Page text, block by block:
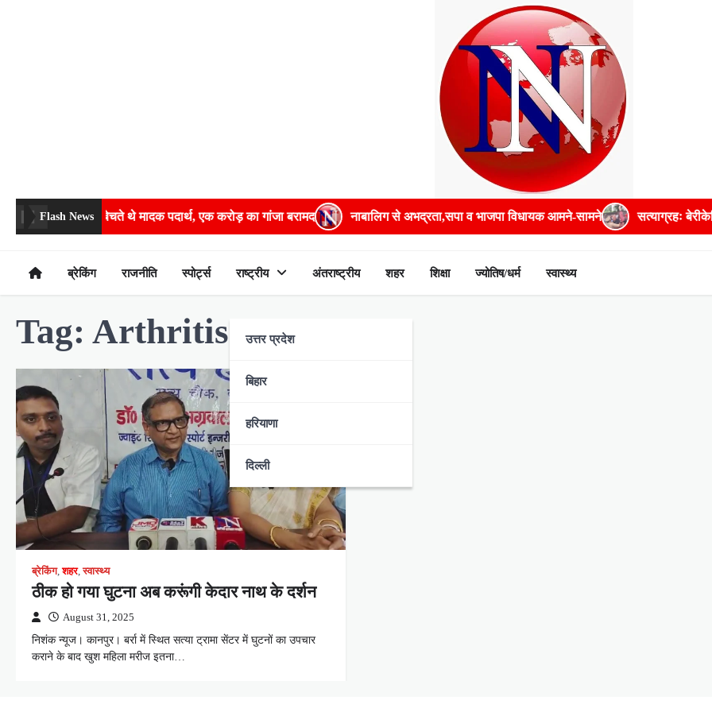
Flash News
कानपुर में बेचते थे मादक पदार्थ, एक करोड़ का गांजा बरामद नाबालिग से अभद्रता,सपा व भाजपा विधायक आमने-सामने सत्याग्रहः
ब्रेकिंग राजनीति स्पोर्ट्स राष्ट्रीय
उत्तर प्रदेश
बिहार
हरियाणा
दिल्ली
अंतराष्ट्रीय शहर शिक्षा ज्योतिष/धर्म स्वास्थ्य
Tag: Arthritis
ब्रेकिंग,शहर,स्वास्थ्य
ठीक हो गया घुटना अब करूंगी केदार नाथ के दर्शन
August 31, 2025
निशंक न्यूज। कानपुर। बर्रा में स्थित सत्या ट्रामा सेंटर में घुटनों का उपचार
कराने के बाद खुश महिला मरीज इतना…